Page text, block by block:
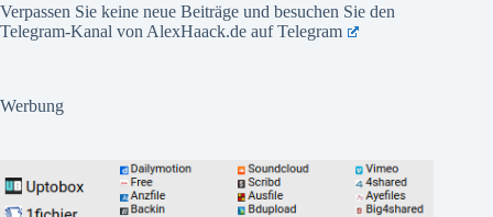
Verpassen Sie keine neue Beiträge und besuchen Sie den
Telegram-Kanal von AlexHaack.de aufTelegram
Werbung